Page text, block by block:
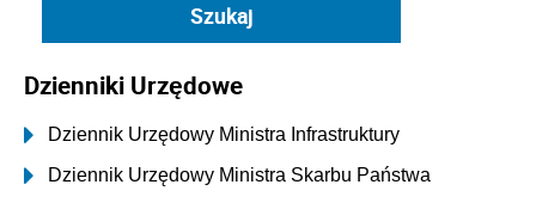
Dzienniki Urzędowe
Dziennik Urzędowy Ministra Infrastruktury
Dziennik Urzędowy Ministra Skarbu Państwa